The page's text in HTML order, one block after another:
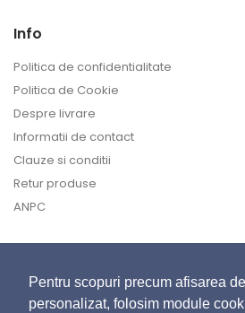
Pentru scopuri precum afisarea
personalizat, folosim module
Info
Politica de confidentialitate
Politica de Cookie
Despre livrare
Informatii de contact
Clauze si conditii
Retur produse
ANPC
Contul meu
Despre noi
Contact